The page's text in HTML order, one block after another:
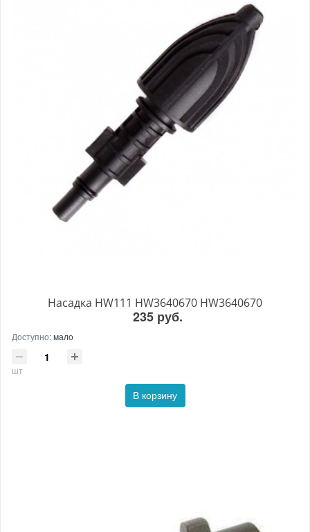
Насадка HW111 HW3640670 HW3640670
235 руб.
Доступно:мало
шт
В корзину